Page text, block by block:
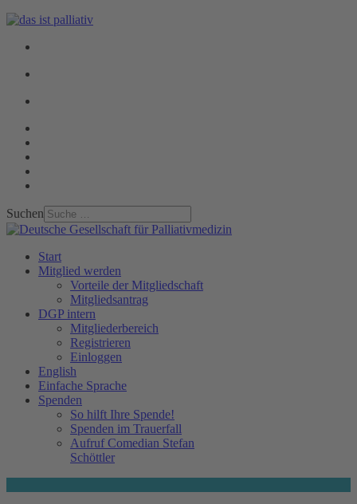
Suchen
Start
Mitglied werden
Vorteile der Mitgliedschaft
Mitgliedsantrag
DGP intern
Mitgliederbereich
Registrieren
Einloggen
English
Einfache Sprache
Spenden
So hilft Ihre Spende!
Spenden im Trauerfall
Aufruf Comedian Stefan
Schöttler